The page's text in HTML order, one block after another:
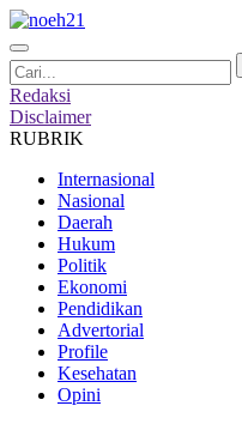
Redaksi
Disclaimer
RUBRIK
Internasional
Nasional
Daerah
Hukum
Politik
Ekonomi
Pendidikan
Advertorial
Profile
Kesehatan
Opini